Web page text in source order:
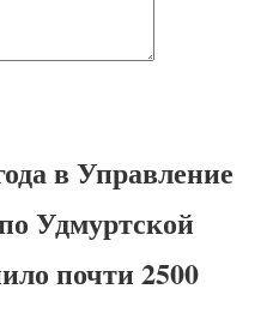
в Управление
Удмуртской
почти 2500